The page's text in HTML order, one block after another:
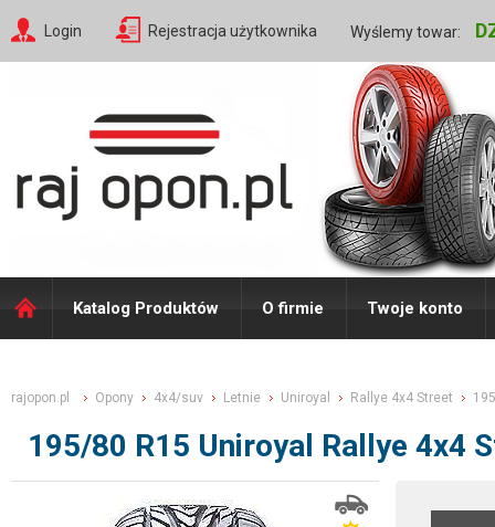
Login Rejestracja użytkownika Wyślemy towar:
Katalog Produktów O firmie Twoje konto
rajopon.pl Opony 4x4/suv Letnie Uniroyal Rallye 4x4 Street
195/80 R15 Uniroyal Rallye 4x4